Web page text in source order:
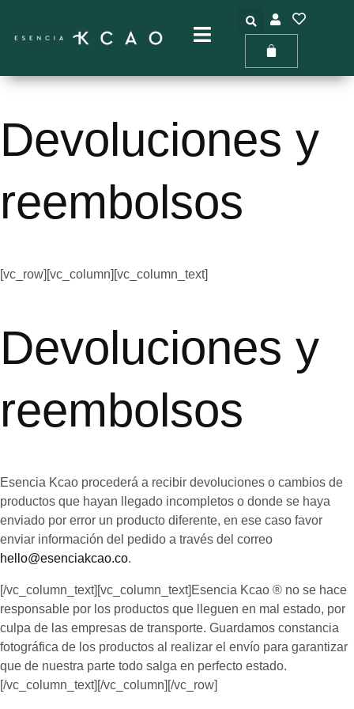
Devoluciones y
reembolsos
[vc_row][vc_column][vc_column_text]
Devoluciones y
reembolsos
Esencia Kcao procederá a recibir devoluciones o cambios de
productos que hayan llegado incompletos o donde se haya
enviado por error un producto diferente, en ese caso favor
enviar información del pedido a través del correo
hello@esenciakcao.co.
[/vc_column_text][vc_column_text]Esencia Kcao ® no se hace
responsable por los productos que lleguen en mal estado, por
culpa de las empresas de transporte. Guardamos constancia
fotográfica de los productos al realizar el envío para garantizar
que de nuestra parte todo salga en perfecto estado.
[/vc_column_text][/vc_column][/vc_row]